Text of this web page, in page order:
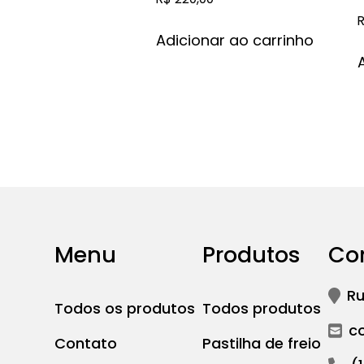
Adicionar ao carrinho
Menu
Todos os produtos
Contato
Produtos
Todos produtos
Pastilha de freio